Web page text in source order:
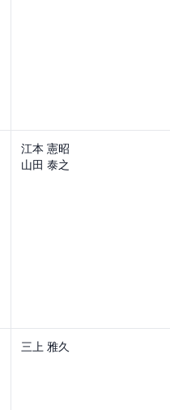
江本 憲昭
山田 泰之
三上 雅久